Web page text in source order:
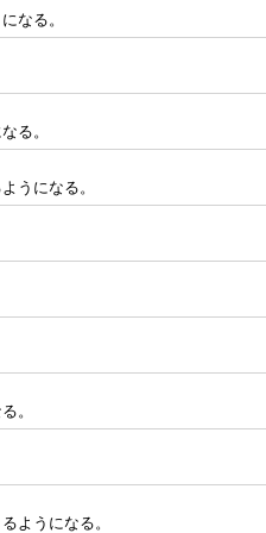
なる。
る。
うになる。
。
ようになる。